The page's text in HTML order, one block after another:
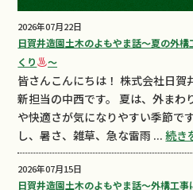
2026年07月22日
日賀井造園土木のよもやま話～夏の外
くり
～
皆さんこんにちは！ 株式会社日賀
新担当の中西です。 夏は、外まわ
や快適さが気になりやすい季節で
し、暑さ、雑草、急な雷雨 ...続き
2026年07月15日
日賀井造園土木のよもやま話～外構工